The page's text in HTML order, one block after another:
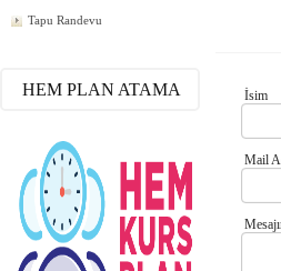
Tapu Randevu
HEM PLAN ATAMA İsim
Mail